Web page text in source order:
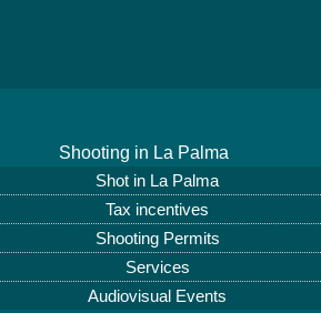
Shooting in La Palma
Shot in La Palma
Tax incentives
Shooting Permits
Services
Audiovisual Events